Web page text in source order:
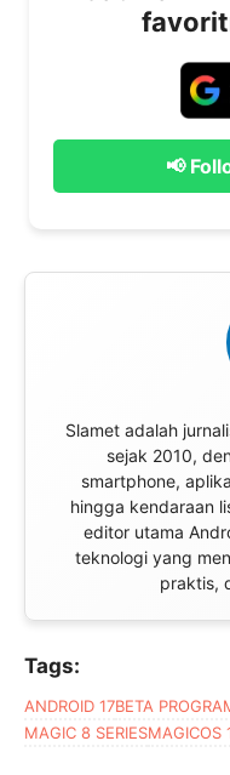
📢
Slamet adalah
sejak 2010,
smartphone,
hingga kendaraan
editor utama
teknologi yang
praktis,
Tags:
ANDROID 17BETA
MAGIC 8 SERIESMAGICOS